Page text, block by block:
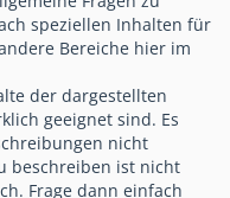
speziellen Inhalten für
Bereiche hier im
der dargestellten
geeignet sind. Es
nicht
beschreiben ist nicht
Frage dann einfach